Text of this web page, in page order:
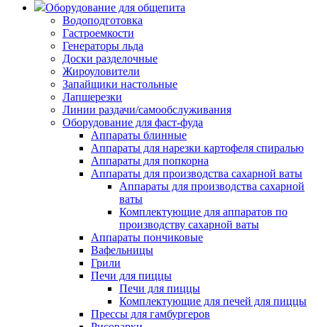
Оборудование для общепита
Водоподготовка
Гастроемкости
Генераторы льда
Доски разделочные
Жироуловители
Запайщики настольные
Лапшерезки
Линии раздачи/самообслуживания
Оборудование для фаст-фуда
Аппараты блинные
Аппараты для нарезки картофеля спиралью
Аппараты для попкорна
Аппараты для производства сахарной ваты
Аппараты для производства сахарной
ваты
Комплектующие для аппаратов по
производству сахарной ваты
Аппараты пончиковые
Вафельницы
Грили
Печи для пиццы
Печи для пиццы
Комплектующие для печей для пиццы
Прессы для гамбургеров